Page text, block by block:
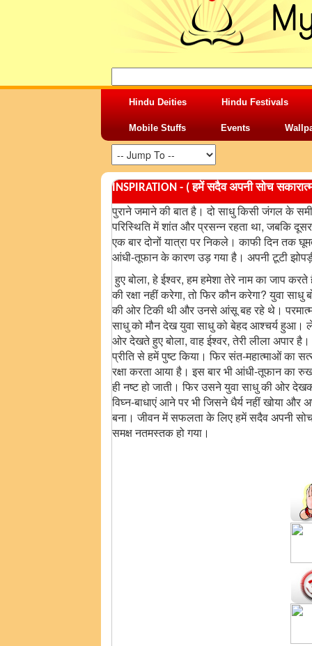
Hindu Deities Hindu Festivals
Mobile Stuffs Events
INSPIRATION - ( हमें सदैव अपनी सोच
पुराने जमाने की बात है। दो साधु किसी जंगल के
परिस्थिति में शांत और प्रसन्न रहता था, जबकि
एक बार दोनों यात्रा पर निकले। काफी दिन तक
आंधी-तूफान के कारण उड़ गया है। अपनी टूटी
हुए बोला, हे ईश्वर, हम हमेशा तेरे नाम का जाप
की रक्षा नहीं करेगा, तो फिर कौन करेगा? युवा
की ओर टिकी थी और उनसे आंसू बह रहे थे।
साधु को मौन देख युवा साधु को बेहद आश्चर्य
ओर देखते हुए बोला, वाह ईश्वर, तेरी लीला अपार है।
प्रीति से हमें पुष्ट किया। फिर संत-महात्माओं का
रक्षा करता आया है। इस बार भी आंधी-तूफान का रुख
ही नष्ट हो जाती। फिर उसने युवा साधु की ओर
विघ्न-बाधाएं आने पर भी जिसने धैर्य नहीं खोया और
बना। जीवन में सफलता के लिए हमें सदैव अपनी
समक्ष नतमस्तक हो गया।